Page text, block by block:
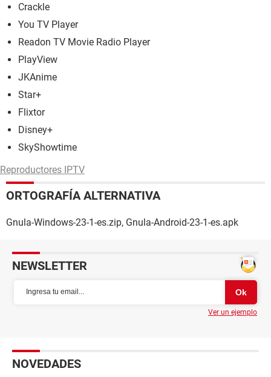
Crackle
You TV Player
Readon TV Movie Radio Player
PlayView
JKAnime
Star+
Flixtor
Disney+
SkyShowtime
Reproductores IPTV
ORTOGRAFÍA ALTERNATIVA
Gnula-Windows-23-1-es.zip, Gnula-Android-23-1-es.apk
NEWSLETTER
Ver un ejemplo
NOVEDADES